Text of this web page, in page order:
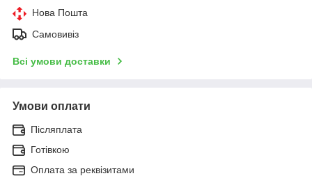
Нова Пошта
Самовивіз
Всі умови доставки
Умови оплати
Післяплата
Готівкою
Оплата за реквізитами